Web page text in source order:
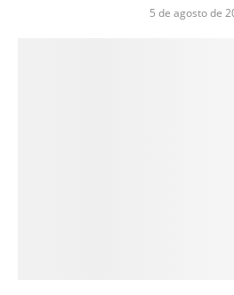
5 de agosto de